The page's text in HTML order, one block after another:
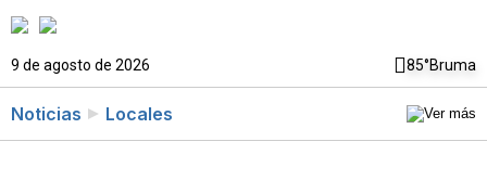
9 de agosto de 2026 85°Bruma
Noticias Locales